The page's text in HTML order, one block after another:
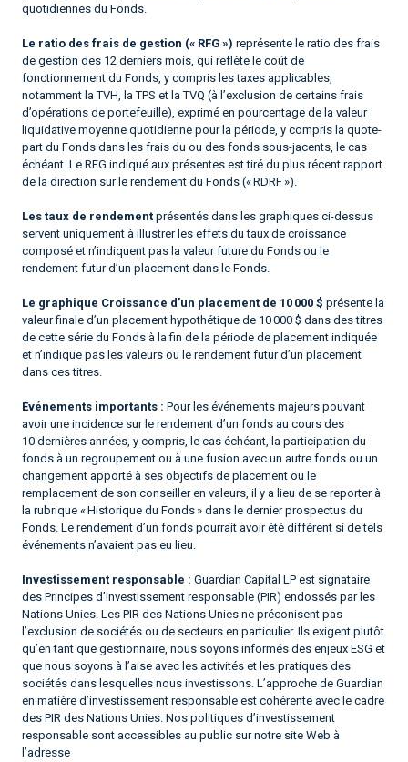
quotidiennes du Fonds.
Le ratio des frais de gestion (« RFG ») représente le ratio des frais
de gestion des 12 derniers mois, qui reflète le coût de
fonctionnement du Fonds, y compris les taxes applicables,
notamment la TVH, la TPS et la TVQ (à l’exclusion de certains frais
d’opérations de portefeuille), exprimé en pourcentage de la valeur
liquidative moyenne quotidienne pour la période, y compris la quote-
part du Fonds dans les frais du ou des fonds sous-jacents, le cas
échéant. Le RFG indiqué aux présentes est tiré du plus récent rapport
de la direction sur le rendement du Fonds (« RDRF »).
Les taux de rendement présentés dans les graphiques ci-dessus
servent uniquement à illustrer les effets du taux de croissance
composé et n’indiquent pas la valeur future du Fonds ou le
rendement futur d’un placement dans le Fonds.
Le graphique Croissance d’un placement de 10 000 $ présente la
valeur finale d’un placement hypothétique de 10 000 $ dans des titres
de cette série du Fonds à la fin de la période de placement indiquée
et n’indique pas les valeurs ou le rendement futur d’un placement
dans ces titres.
Événements importants : Pour les événements majeurs pouvant
avoir une incidence sur le rendement d’un fonds au cours des
10 dernières années, y compris, le cas échéant, la participation du
fonds à un regroupement ou à une fusion avec un autre fonds ou un
changement apporté à ses objectifs de placement ou le
remplacement de son conseiller en valeurs, il y a lieu de se reporter à
la rubrique « Historique du Fonds » dans le dernier prospectus du
Fonds. Le rendement d’un fonds pourrait avoir été différent si de tels
événements n’avaient pas eu lieu.
Investissement responsable : Guardian Capital LP est signataire
des Principes d’investissement responsable (PIR) endossés par les
Nations Unies. Les PIR des Nations Unies ne préconisent pas
l’exclusion de sociétés ou de secteurs en particulier. Ils exigent plutôt
qu’en tant que gestionnaire, nous soyons informés des enjeux ESG et
que nous soyons à l’aise avec les activités et les pratiques des
sociétés dans lesquelles nous investissons. L’approche de Guardian
en matière d’investissement responsable est cohérente avec le cadre
des PIR des Nations Unies. Nos politiques d’investissement
responsable sont accessibles au public sur notre site Web à
l’adresse